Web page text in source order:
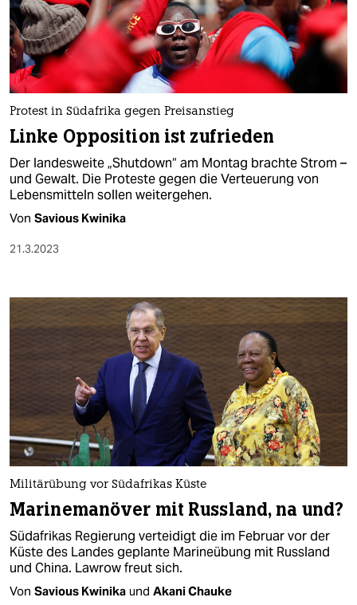
Protest in Südafrika gegen Preisanstieg
Linke Opposition ist zufrieden
Der landesweite „Shutdown“ am Montag brachte Strom –
und Gewalt. Die Proteste gegen die Verteuerung von
Lebensmitteln sollen weitergehen.
Von Savious Kwinika
21.3.2023
Militärübung vor Südafrikas Küste
Marinemanöver mit Russland, na und?
Südafrikas Regierung verteidigt die im Februar vor der
Küste des Landes geplante Marineübung mit Russland
und China. Lawrow freut sich.
Von Savious Kwinika und Akani Chauke